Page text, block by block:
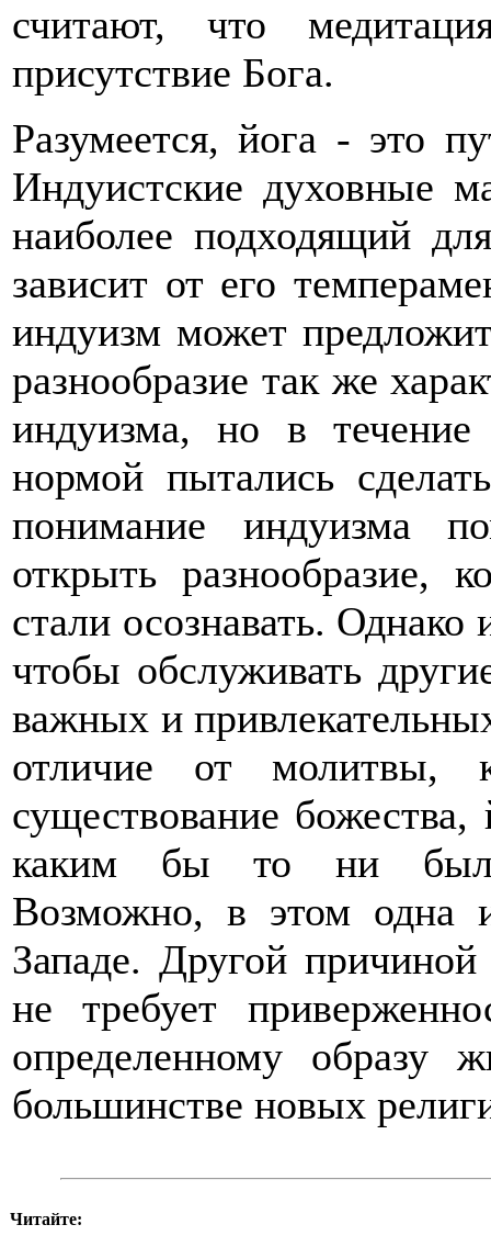
считают, что
присутствие Бога.
Разумеется, йога - это
Индуистские духовные
наиболее подходящий
зависит от его
индуизм может
разнообразие так же
индуизма, но в течение
нормой пытались
понимание индуизма
открыть разнообразие,
стали осознавать. Однако
чтобы обслуживать
важных и
отличие от молитвы,
существование
каким бы то ни было
Возможно, в этом одна
Западе. Другой
не требует
определенному образу
большинстве новых
Читайте: